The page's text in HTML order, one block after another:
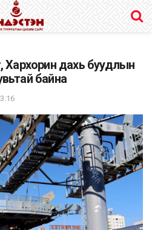
Хархорин дахь буудлын
байна